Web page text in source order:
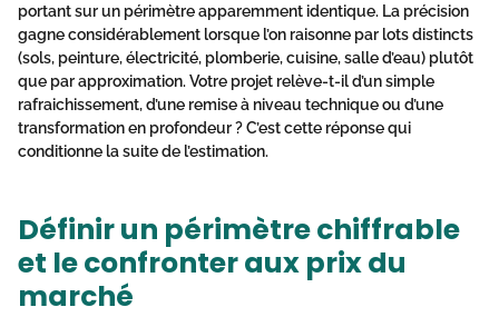
portant sur un périmètre apparemment identique. La précision
gagne considérablement lorsque l’on raisonne par lots distincts
(sols, peinture, électricité, plomberie, cuisine, salle d’eau) plutôt
que par approximation. Votre projet relève-t-il d’un simple
rafraichissement, d’une remise à niveau technique ou d’une
transformation en profondeur ? C’est cette réponse qui
conditionne la suite de l’estimation.
Définir un périmètre chiffrable
et le confronter aux prix du
marché